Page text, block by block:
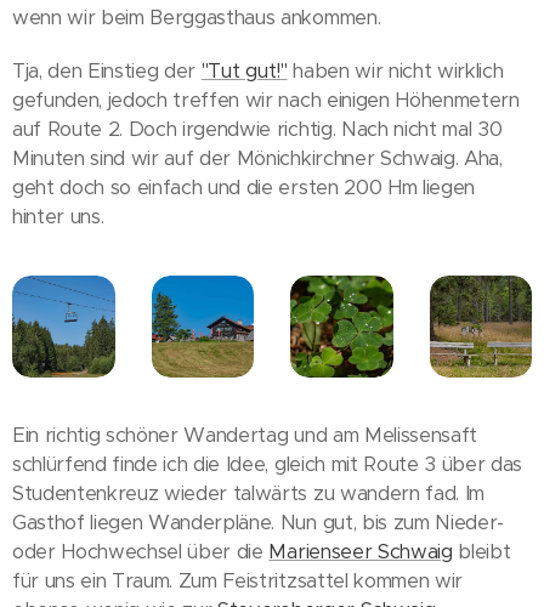
wenn wir beim Berggasthaus ankommen.
Tja, den Einstieg der "Tut gut!" haben wir nicht wirklich
gefunden, jedoch treffen wir nach einigen Höhenmetern
auf Route 2. Doch irgendwie richtig. Nach nicht mal 30
Minuten sind wir auf der Mönichkirchner Schwaig. Aha,
geht doch so einfach und die ersten 200 Hm liegen
hinter uns.
Ein richtig schöner Wandertag und am Melissensaft
schlürfend finde ich die Idee, gleich mit Route 3 über das
Studentenkreuz wieder talwärts zu wandern fad. Im
Gasthof liegen Wanderpläne. Nun gut, bis zum Nieder-
oder Hochwechsel über die Marienseer Schwaig bleibt
für uns ein Traum. Zum Feistritzsattel kommen wir